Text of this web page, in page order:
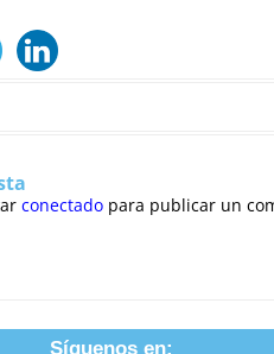
conectado para publicar un
Síguenos en: